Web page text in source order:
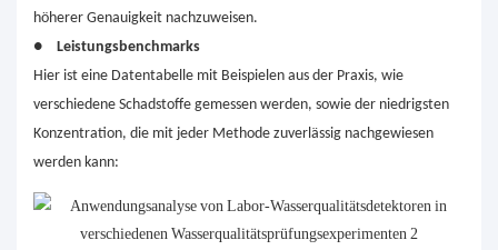
höherer Genauigkeit nachzuweisen.
●
Leistungsbenchmarks
Hier ist eine Datentabelle mit Beispielen aus der Praxis, wie
verschiedene Schadstoffe gemessen werden, sowie der niedrigsten
Konzentration, die mit jeder Methode zuverlässig nachgewiesen
werden kann: